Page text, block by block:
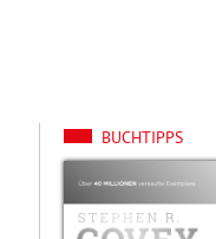
BUCHTIPPS